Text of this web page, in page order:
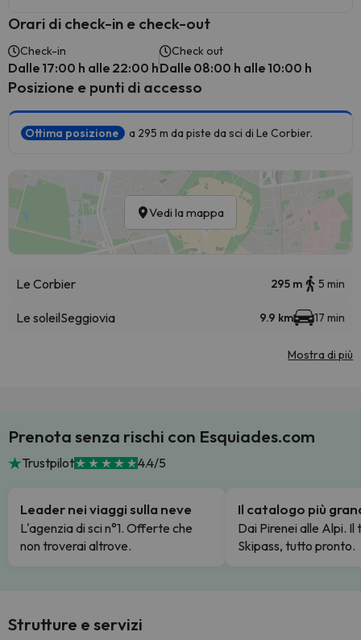
Orari di check-in e check-out
Check-in
Dalle 17:00 h alle 22:00 h
Check out
Dalle 08:00 h alle 10:00 h
Posizione e punti di accesso
Ottima posizione a 295 m da piste da sci di Le Corbier.
Vedi la mappa
Le Corbier 295 m 5 min
Le soleilSeggiovia 9.9 km 17 min
Mostra di più
Prenota senza rischi con Esquiades.com
Trustpilot 4.4/5
Leader nei viaggi sulla neve
L'agenzia di sci n°1. Offerte che
non troverai altrove.
Il catalogo più
Dai Pirenei alle Alpi. Il
Skipass, tutto pronto.
Strutture e servizi